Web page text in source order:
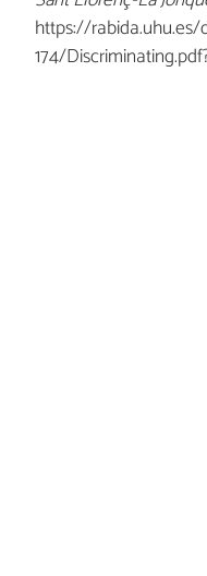
https://
174/